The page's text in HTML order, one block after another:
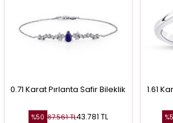
0.71 Karat Pırlanta Safir Bileklik
%50 87.561TL43.781 TL
1.61
%